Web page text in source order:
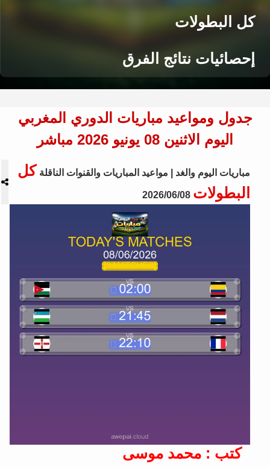
كل البطولات
إحصائيات نتائج الفرق
جدول ومواعيد مباريات الدوري المغربي
اليوم الاثنين 08 يونيو 2026 مباشر
مباريات اليوم والغد | مواعيد المباريات والقنوات الناقلة كل
البطولات 2026/06/08
كتب : محمد موسى